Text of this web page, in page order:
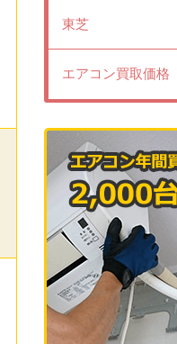
東芝
エアコン買取価格